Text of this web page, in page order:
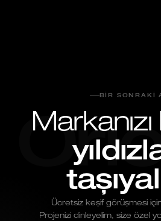
BIR SONRAKI
Ücretsiz keşif görüşmesi
Projenizi dinleyelim, size özel yol